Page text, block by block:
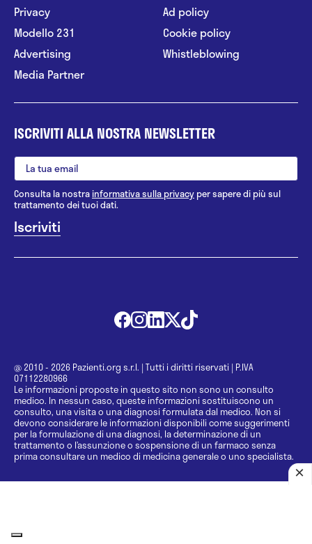
Privacy
Modello 231
Advertising
Media Partner
Ad policy
Cookie policy
Whistleblowing
ISCRIVITI ALLA NOSTRA NEWSLETTER
Consulta la nostrainformativa sulla privacy per sapere di più sul
trattamento dei tuoi dati.
@ 2010 - 2026 Pazienti.org s.r.l. | Tutti i diritti riservati | P.IVA
07112280966
Le informazioni proposte in questo sito non sono un consulto
medico. In nessun caso, queste informazioni sostituiscono un
consulto, una visita o una diagnosi formulata dal medico. Non si
devono considerare le informazioni disponibili come suggerimenti
per la formulazione di una diagnosi, la determinazione di un
trattamento o l’assunzione o sospensione di un farmaco senza
prima consultare un medico di medicina generale o uno specialista.